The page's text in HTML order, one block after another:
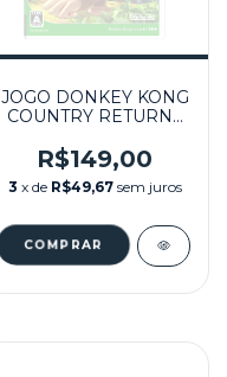
JOGO DONKEY KONG
COUNTRY RETURNS
WII
R$149,00
3 x de R$49,67 sem juros